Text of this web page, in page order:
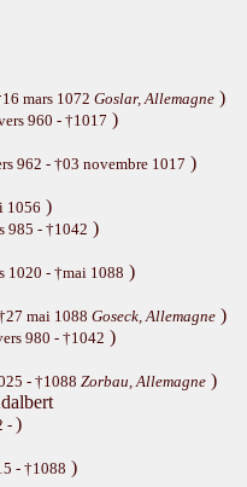
mars 1072 Goslar, Allemagne )
960 - †1017 )
962 - †03 novembre 1017 )
1056 )
985 - †1042 )
1020 - †mai 1088 )
mai 1088 Goseck, Allemagne )
980 - †1042 )
- †1088 Zorbau, Allemagne )
-)
- †1088 )